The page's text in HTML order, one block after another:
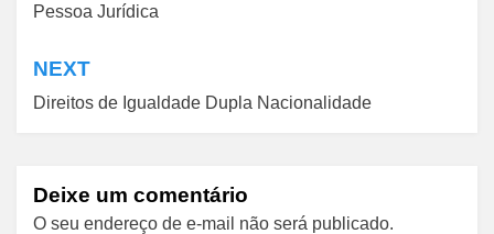
de
Post
Pessoa Jurídica
NEXT
Direitos de Igualdade Dupla Nacionalidade
Deixe um comentário
O seu endereço de e-mail não será publicado.